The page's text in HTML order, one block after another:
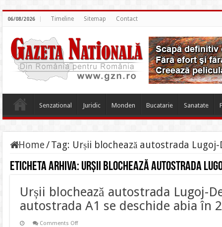
06/08/2026 Timeline Sitemap Contact
Senzational Juridic Monden Bucatarie Sanatate
Home/Tag: Urșii blochează autostrada Lugoj-
Eticheta arhiva: Urșii blochează autostrada
Urșii blochează autostrada Lugoj-
autostrada A1 se deschide abia în
Comments Offon